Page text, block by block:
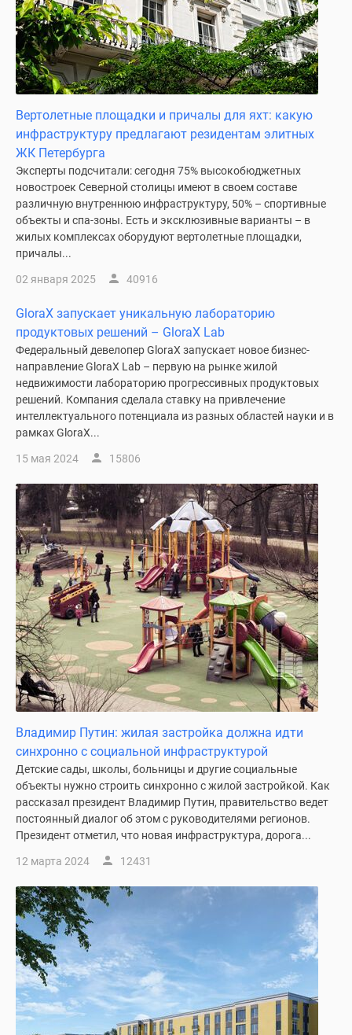
скидками
25%
Новостройки
премиум-
класса
Новостройки
бизнес-
класса
Дома
коттеджи
Петербурге
Коттеджные
поселки
Ленинградской
обл
Готовые
коттеджные
Строящиеся
коттеджные
поселки
Коттеджные
поселки
леса
Коттеджные
поселки
водоема
Коттеджные
ипотеку
Бизнес-
центры
Коттеджи
Траншевая
Скидки
акции
Макс
Рассрочка
Вертолетные площадки и причалы для яхт: какую
инфраструктуру предлагают резидентам элитных
ЖК Петербурга
Эксперты подсчитали: сегодня 75% высокобюджетных
новостроек Северной столицы имеют в своем составе
различную внутреннюю инфраструктуру, 50% – спортивные
объекты и спа-зоны. Есть и эксклюзивные варианты – в
жилых комплексах оборудуют вертолетные площадки,
причалы...
02 января 2025 40916
GloraX запускает уникальную лабораторию
продуктовых решений – GloraX Lab
Федеральный девелопер GloraX запускает новое бизнес-
направление GloraX Lab – первую на рынке жилой
недвижимости лабораторию прогрессивных продуктовых
решений. Компания сделала ставку на привлечение
интеллектуального потенциала из разных областей науки и в
рамках GloraX...
15 мая 2024 15806
Владимир Путин: жилая застройка должна идти
синхронно с социальной инфраструктурой
Детские сады, школы, больницы и другие социальные
объекты нужно строить синхронно с жилой застройкой. Как
рассказал президент Владимир Путин, правительство ведет
постоянный диалог об этом с руководителями регионов.
Президент отметил, что новая инфраструктура, дорога...
12 марта 2024 12431